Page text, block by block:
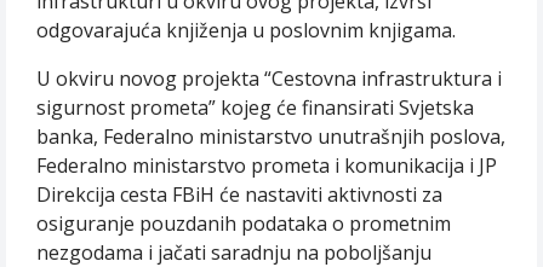
odgovarajuća knjiženja u poslovnim knjigama.
U okviru novog projekta “Cestovna infrastruktura i
sigurnost prometa” kojeg će finansirati Svjetska
banka, Federalno ministarstvo unutrašnjih poslova,
Federalno ministarstvo prometa i komunikacija i JP
Direkcija cesta FBiH će nastaviti aktivnosti za
osiguranje pouzdanih podataka o prometnim
nezgodama i jačati saradnju na poboljšanju